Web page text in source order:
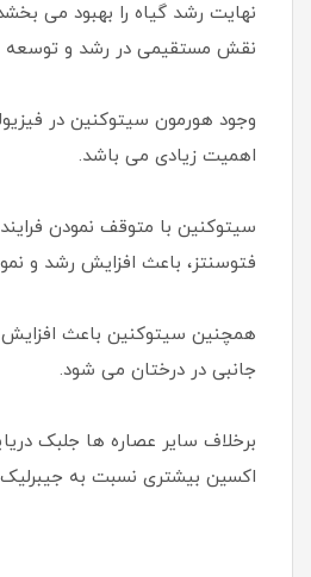
نهایت رشد گیاه را بهبود می
نقش مستقیمی در رشد و توسعه
وجود هورمون سیتوکنین در
اهمیت زیادی می باشد.
سیتوکنین با متوقف نمودن
فتوسنتز، باعث افزایش رشد و
همچنین سیتوکنین باعث
جانبی در درختان می شود.
برخلاف سایر عصاره ها جلبک
اکسین بیشتری نسبت به